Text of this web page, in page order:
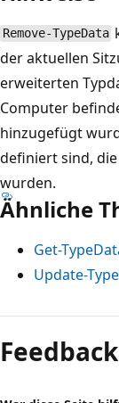
Remove-TypeData
der aktuellen
erweiterten
Computer
hinzugefügt
definiert sind,
wurden.
Ähnliche
Get-
Update-
Feedback